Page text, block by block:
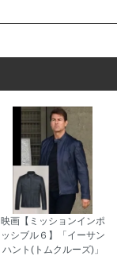
映画【ミッションインポ
ッシブル６】「イーサン
ハント(トムクルーズ)」